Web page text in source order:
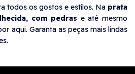
todos os gostos e estilos. Na prata
com pedras e até mesmo
aqui. Garanta as peças mais lindas